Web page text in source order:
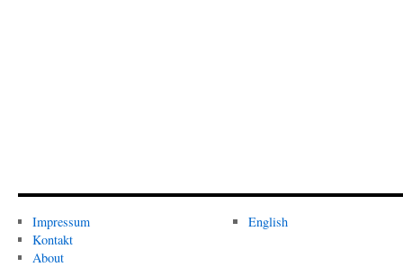
Impressum
Kontakt
About
English